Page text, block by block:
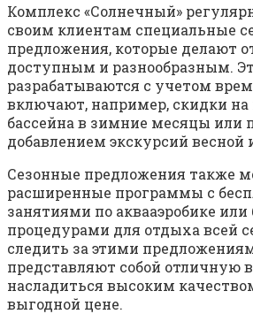
Комплекс «Солнечный»
своим клиентам специальные
предложения, которые делают
доступным и разнообразным.
разрабатываются с учетом
включают, например, скидки на
бассейна в зимние месяцы или
добавлением экскурсий весной
Сезонные предложения также
расширенные программы с
занятиями по аквааэробике
процедурами для отдыха всей
следить за этими
представляют собой отличную
насладиться высоким
выгодной цене.